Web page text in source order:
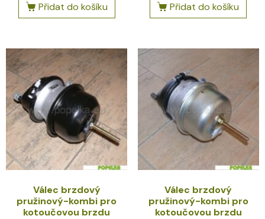
Přidat do košíku Přidat do košíku
Válec brzdový
pružinový-kombi pro
kotoučovou brzdu
Válec brzdový
pružinový-kombi pro
kotoučovou brzdu